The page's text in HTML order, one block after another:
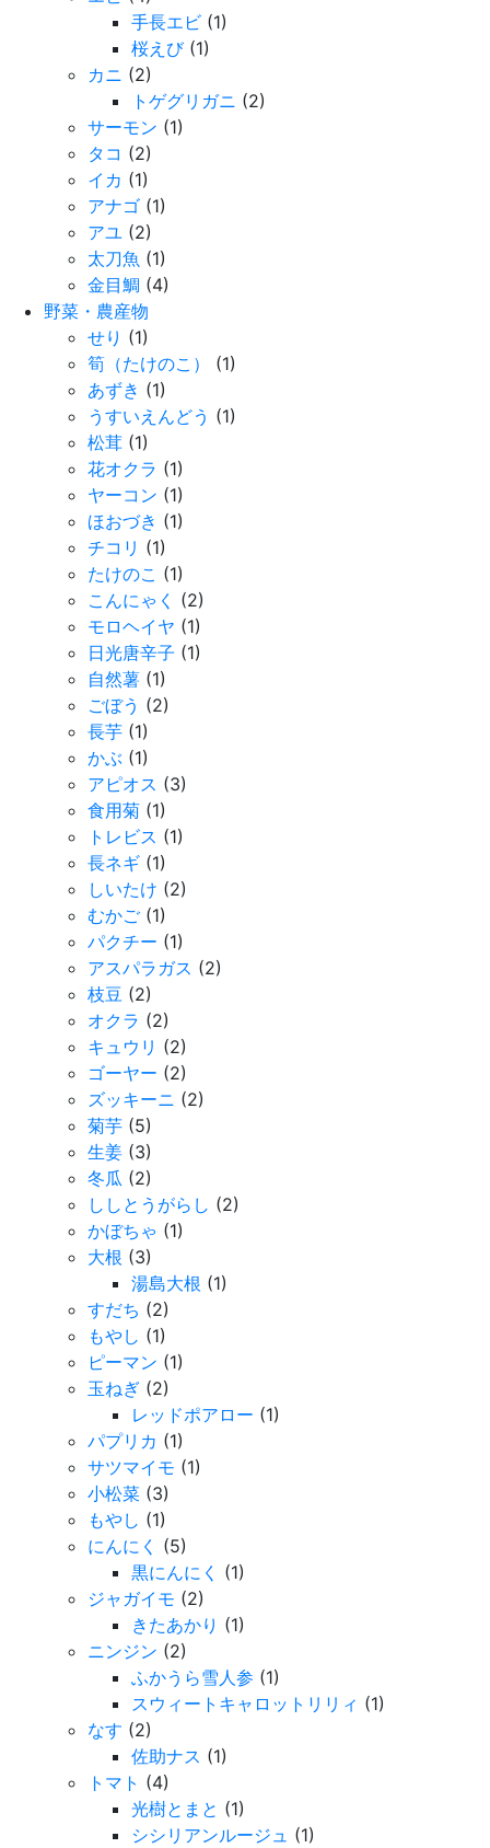
手長エビ (1)
桜えび(1)
カニ (2)
トゲグリガニ (2)
サーモン (1)
タコ (2)
イカ (1)
アナゴ (1)
アユ (2)
太刀魚 (1)
金目鯛 (4)
野菜・農産物
せり (1)
筍（たけのこ）
(1)
あずき (1)
うすいえんどう (1)
松茸 (1)
花オクラ (1)
ヤーコン (1)
ほおづき (1)
チコリ (1)
たけのこ (1)
こんにゃく (2)
モロヘイヤ (1)
日光唐辛子 (1)
自然薯 (1)
ごぼう (2)
長芋 (1)
かぶ (1)
アピオス (3)
食用菊 (1)
トレビス (1)
長ネギ (1)
しいたけ (2)
むかご (1)
パクチー (1)
アスパラガス (2)
枝豆 (2)
オクラ (2)
キュウリ (2)
ゴーヤー (2)
ズッキーニ (2)
菊芋 (5)
生姜 (3)
冬瓜 (2)
ししとうがらし (2)
かぼちゃ (1)
大根 (3)
湯島大根 (1)
すだち (2)
もやし (1)
ピーマン (1)
玉ねぎ (2)
レッドポアロー (1)
パプリカ (1)
サツマイモ (1)
小松菜 (3)
もやし (1)
にんにく (5)
黒にんにく (1)
ジャガイモ (2)
きたあかり (1)
ニンジン (2)
ふかうら雪人参 (1)
スウィートキャロットリリィ (1)
なす (2)
佐助ナス (1)
トマト (4)
光樹とまと (1)
シシリアンルージュ (1)